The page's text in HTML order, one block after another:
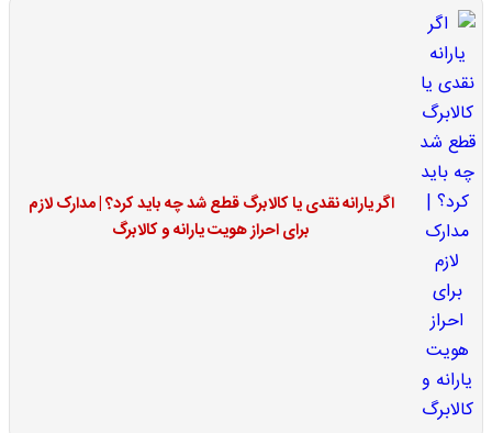
اگر یارانه نقدی یا کالابرگ قطع شد چه باید کرد؟ | مدارک لازم
برای احراز هویت یارانه و کالابرگ